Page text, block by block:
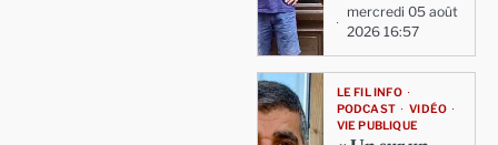
mercredi 05 août
2026 16:57
LE FIL INFO
PODCAST
VIDÉO
VIE PUBLIQUE